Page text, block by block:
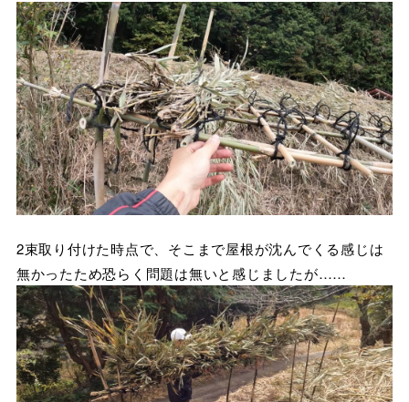
2束取り付けた時点で、そこまで屋根が沈んでくる感じは
無かったため恐らく問題は無いと感じましたが……